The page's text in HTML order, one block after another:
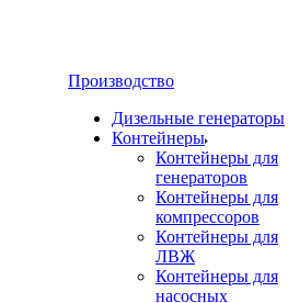
Производство
Дизельные генераторы
Контейнеры
Контейнеры для
генераторов
Контейнеры для
компрессоров
Контейнеры для
ЛВЖ
Контейнеры для
насосных